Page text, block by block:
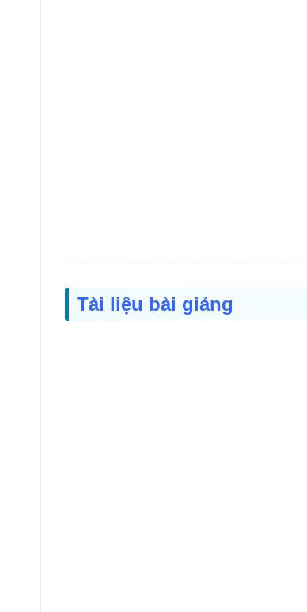
Tài liệu bài giảng